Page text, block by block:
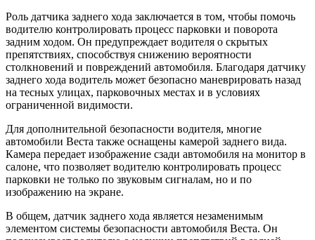
Роль датчика заднего хода заключается в том, чтобы помочь
водителю контролировать процесс парковки и поворота
задним ходом. Он предупреждает водителя о скрытых
препятствиях, способствуя снижению вероятности
столкновений и повреждений автомобиля. Благодаря датчику
заднего хода водитель может безопасно маневрировать назад
на тесных улицах, парковочных местах и в условиях
ограниченной видимости.
Для дополнительной безопасности водителя, многие
автомобили Веста также оснащены камерой заднего вида.
Камера передает изображение сзади автомобиля на монитор в
салоне, что позволяет водителю контролировать процесс
парковки не только по звуковым сигналам, но и по
изображению на экране.
В общем, датчик заднего хода является незаменимым
элементом системы безопасности автомобиля Веста. Он